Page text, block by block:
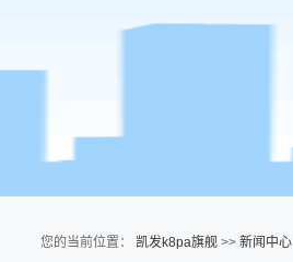
析
员工投诉和举报管理制度
您的当前位置： 凯发k8pa旗舰 >> 新闻中心